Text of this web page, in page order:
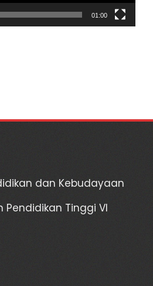
01:00
dan Kebudayaan
Tinggi VI